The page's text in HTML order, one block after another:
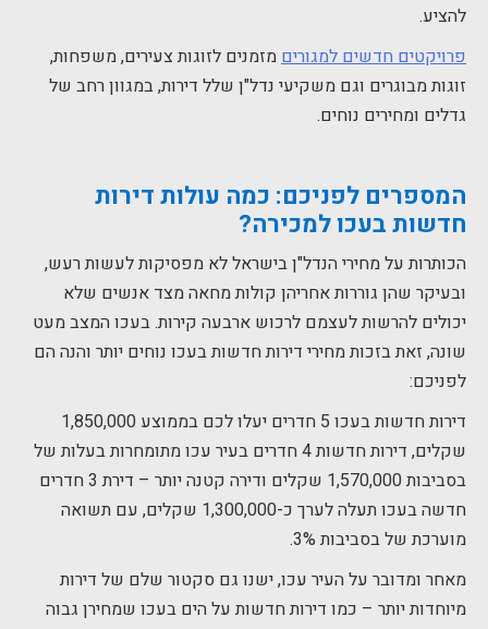
להציע.
פרויקטים חדשים למגוריםמזמנים לזוגות צעירים, משפחות,
זוגות מבוגרים וגם משקיעי נדל"ן שלל דירות, במגוון רחב של
גדלים ומחירים נוחים.
המספרים לפניכם: כמה עולותדירות
חדשות בעכו למכירה?
הכותרות על מחירי הנדל"ן בישראל לא מפסיקות לעשות רעש,
ובעיקר שהן גוררות אחריהן קולות מחאה מצד אנשים שלא
יכולים להרשות לעצמם לרכוש ארבעה קירות. בעכו המצב מעט
שונה, זאת בזכות מחירי דירות חדשות בעכו נוחים יותר והנה הם
לפניכם:
דירות חדשות בעכו 5 חדרים יעלו לכם בממוצע 1,850,000
שקלים, דירות חדשות 4 חדרים בעיר עכו מתומחרות בעלות של
בסביבות 1,570,000 שקלים ודירה קטנה יותר – דירת 3 חדרים
חדשה בעכו תעלה לערך כ-1,300,000 שקלים, עם תשואה
מוערכת של בסביבות 3%.
מאחר ומדובר על העיר עכו, ישנו גם סקטור שלם של דירות
מיוחדות יותר – כמו דירות חדשות על הים בעכו שמחירן גבוה